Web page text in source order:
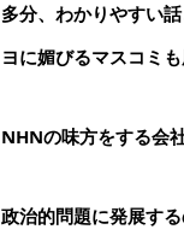
多分、わかりやすい
ヨに媚びるマスコミ
NHNの味方をする会
政治的問題に発展す